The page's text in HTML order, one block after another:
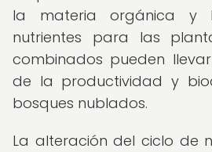
la materia orgánica y
nutrientes para las
combinados pueden
de la productividad y
bosques nublados.
La alteración del ciclo de